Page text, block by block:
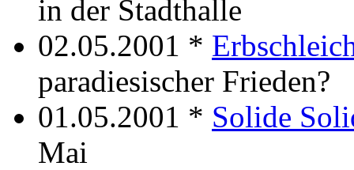
in der Stadthalle
02.05.2001 *
paradiesischer Frieden?
01.05.2001 * Solide
Mai